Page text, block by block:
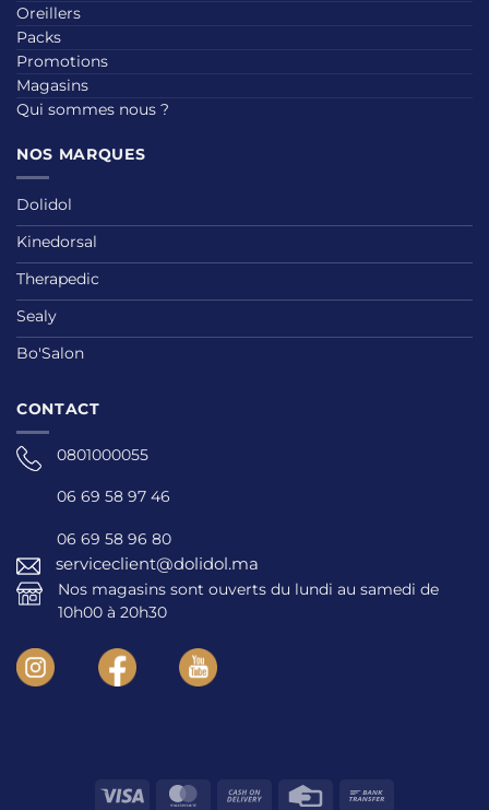
Oreillers
Packs
Promotions
Magasins
Qui sommes nous ?
NOS MARQUES
Dolidol
Kinedorsal
Therapedic
Sealy
Bo'Salon
CONTACT
0801000055
06 69 58 97 46
06 69 58 96 80
serviceclient@dolidol.ma
Nos magasins sont ouverts du lundi au samedi de
10h00 à 20h30
Visa MasterCard
Cash
Credit